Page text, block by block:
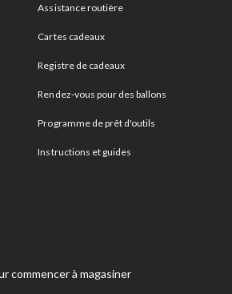
Assistance routière
Cartes cadeaux
Registre de cadeaux
Rendez-vous pour des ballons
Programme de prêt d'outils
Instructions et guides
commencer à magasiner